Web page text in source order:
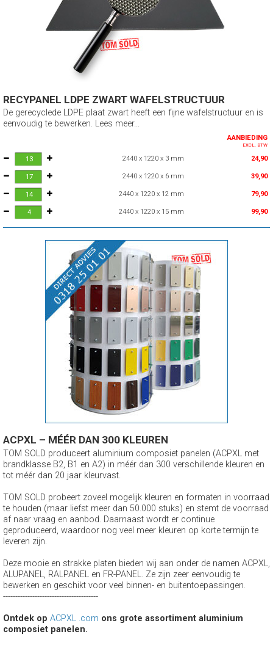
RECYPANEL LDPE ZWART WAFELSTRUCTUUR
De gerecyclede LDPE plaat zwart heeft een fijne wafelstructuur en is
eenvoudig te bewerken. Lees meer...
AANBIEDING
EXCL. BTW
2440 x 1220 x 3 mm 24,90
2440 x 1220 x 6 mm 39,90
2440 x 1220 x 12 mm 79,90
2440 x 1220 x 15 mm 99,90
ACPXL – MÉÉR DAN 300 KLEUREN
TOM SOLD produceert aluminium composiet panelen (ACPXL met
brandklasse B2, B1 en A2) in méér dan 300 verschillende kleuren en
tot méér dan 20 jaar kleurvast.
TOM SOLD probeert zoveel mogelijk kleuren en formaten in voorraad
te houden (maar liefst meer dan 50.000 stuks) en stemt de voorraad
af naar vraag en aanbod. Daarnaast wordt er continue
geproduceerd, waardoor nog veel meer kleuren op korte termijn te
leveren zijn.
Deze mooie en strakke platen bieden wij aan onder de namen ACPXL,
ALUPANEL, RALPANEL en FR-PANEL. Ze zijn zeer eenvoudig te
bewerken en geschikt voor veel binnen- en buitentoepassingen.
---------------------------------------
Ontdek op ACPXL .com ons grote assortiment aluminium
composiet panelen.